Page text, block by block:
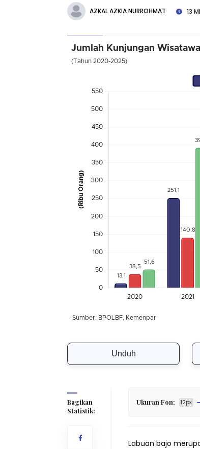
AZKAL AZKIA NURROHMAT 13
Jumlah Kunjungan
(Tahun 2020-2025)
Unduh
Bagikan
Statistik:
Ukuran Fon: 12px
Labuan bajo